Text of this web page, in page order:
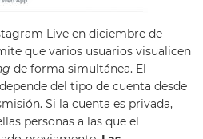
Live en diciembre de
que varios usuarios visualicen
de forma simultánea. El
del tipo de cuenta desde
Si la cuenta es privada,
personas a las que el